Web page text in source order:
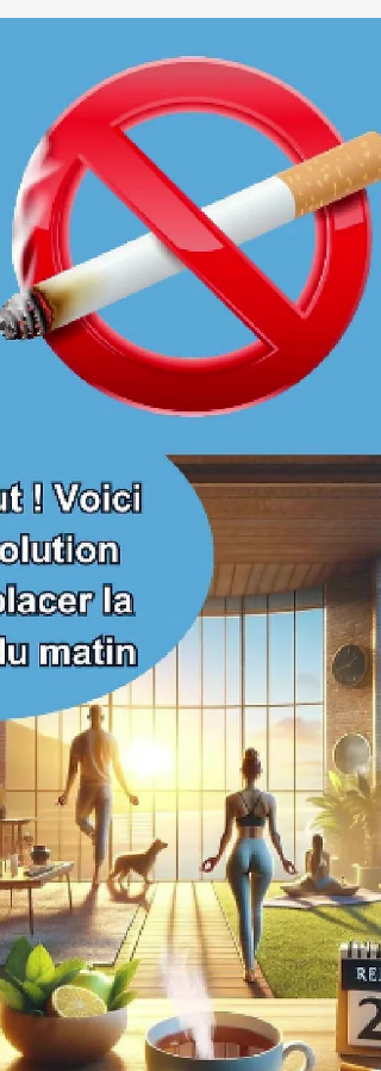
votre vie s'épanouit sans la cigarette. Notre
vidéo met en lumière les améliorations
incroyables...